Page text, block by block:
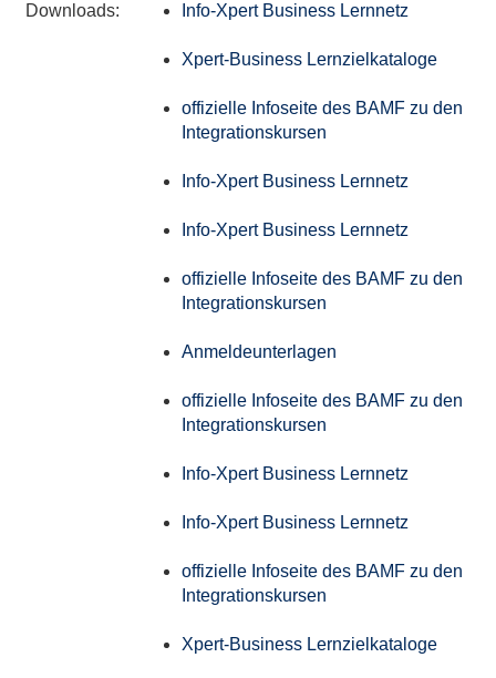
Downloads: Info-Xpert Business Lernnetz
Xpert-Business Lernzielkataloge
offizielle Infoseite des BAMF zu den
Integrationskursen
Info-Xpert Business Lernnetz
Info-Xpert Business Lernnetz
offizielle Infoseite des BAMF zu den
Integrationskursen
Anmeldeunterlagen
offizielle Infoseite des BAMF zu den
Integrationskursen
Info-Xpert Business Lernnetz
Info-Xpert Business Lernnetz
offizielle Infoseite des BAMF zu den
Integrationskursen
Xpert-Business Lernzielkataloge